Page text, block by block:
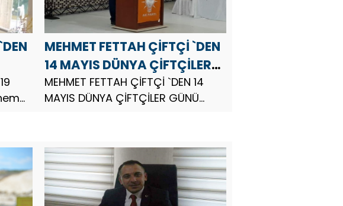
19
MEHMET FETTAH ÇİFTÇİ `DEN
14 MAYIS DÜNYA ÇİFTÇİLER
GÜNÜ MESAJI
MEHMET FETTAH ÇİFTÇİ `DEN 14
MAYIS DÜNYA ÇİFTÇİLER GÜNÜ
Türklerini Koruma Tanıtma ve
Dayanışma Derneği Genel Başkanı
Mehmet Fettah Çiftçi,...